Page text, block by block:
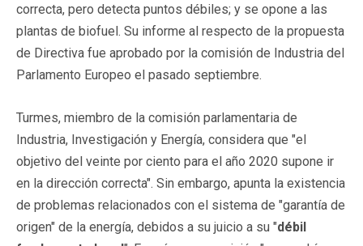
correcta, pero detecta puntos débiles; y se opone a las
plantas de biofuel. Su informe al respecto de la propuesta
de Directiva fue aprobado por la comisión de Industria del
Parlamento Europeo el pasado septiembre.
Turmes, miembro de la comisión parlamentaria de
Industria, Investigación y Energía, considera que "el
objetivo del veinte por ciento para el año 2020 supone ir
en la dirección correcta". Sin embargo, apunta la existencia
de problemas relacionados con el sistema de "garantía de
origen" de la energía, debidos a su juicio a su "débil